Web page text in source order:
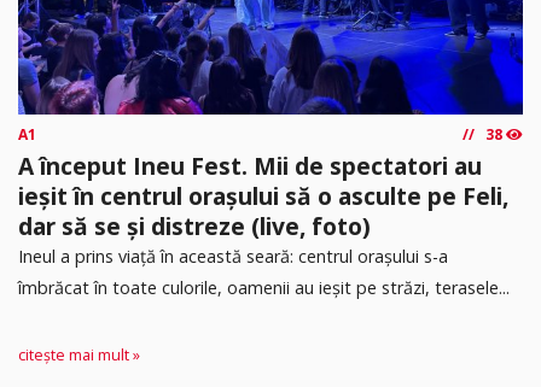
A1 38
A început Ineu Fest. Mii de spectatori au
ieșit în centrul orașului să o asculte pe Feli,
dar să se și distreze (live, foto)
Ineul a prins viață în această seară: centrul orașului s-a
îmbrăcat în toate culorile, oamenii au ieșit pe străzi, terasele...
citește mai mult »